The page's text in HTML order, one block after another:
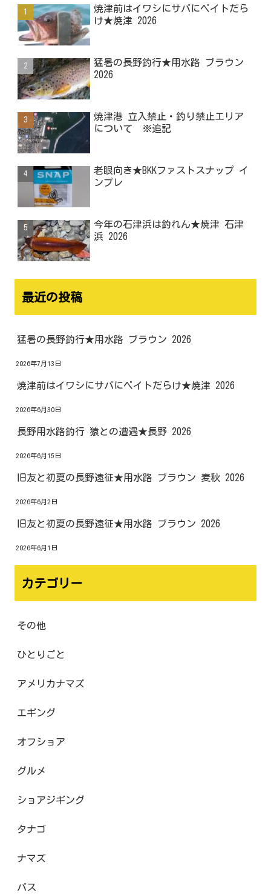
焼津前はイワシにサバにベイトだら
け★焼津 2026
猛暑の長野釣行★用水路 ブラウン
2026
焼津港 立入禁止・釣り禁止エリア
について ※追記
老眼向き★BKKファストスナップ イ
ンプレ
今年の石津浜は釣れん★焼津 石津
浜 2026
最近の投稿
猛暑の長野釣行★用水路 ブラウン 2026
2026年7月13日
焼津前はイワシにサバにベイトだらけ★焼津 2026
2026年6月30日
長野用水路釣行 猿との遭遇★長野 2026
2026年6月15日
旧友と初夏の長野遠征★用水路 ブラウン 麦秋 2026
2026年6月2日
旧友と初夏の長野遠征★用水路 ブラウン 2026
2026年6月1日
カテゴリー
その他
ひとりごと
アメリカナマズ
エギング
オフショア
グルメ
ショアジギング
タナゴ
ナマズ
バス